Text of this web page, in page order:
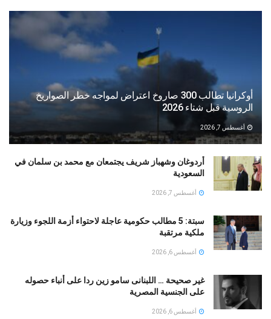
أوكرانيا تطالب 300 صاروخ اعتراض لمواجه خطر الصواريخ
الروسية قبل شتاء 2026
أغسطس 7, 2026
أردوغان وشهباز شريف يجتمعان مع محمد بن سلمان في
السعودية
أغسطس 7, 2026
سبتة: 5 مطالب حكومية عاجلة لاحتواء أزمة اللجوء وزيارة
ملكية مرتقبة
أغسطس 6, 2026
غير صحيحة … اللبنانى سامو زين ردا على أنباء حصوله
على الجنسية المصرية
أغسطس 6, 2026